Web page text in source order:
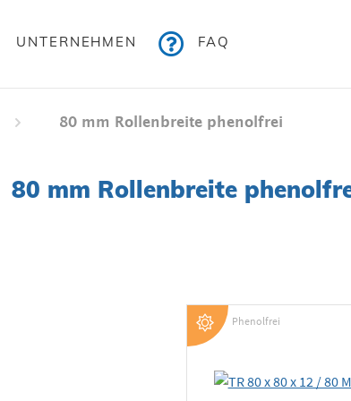
UNTERNEHMEN FAQ
80 mm Rollenbreite phenolfrei
80 mm Rollenbreite
Phenolfrei